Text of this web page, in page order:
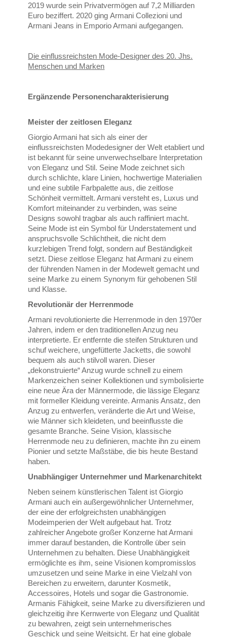
2019 wurde sein Privatvermögen auf 7,2 Milliarden
Euro beziffert. 2020 ging Armani Collezioni und
Armani Jeans in Emporio Armani aufgegangen.
Die einflussreichsten Mode-Designer des 20. Jhs.
Menschen und Marken
Ergänzende Personencharakterisierung
Meister der zeitlosen Eleganz
Giorgio Armani hat sich als einer der
einflussreichsten Modedesigner der Welt etabliert und
ist bekannt für seine unverwechselbare Interpretation
von Eleganz und Stil. Seine Mode zeichnet sich
durch schlichte, klare Linien, hochwertige Materialien
und eine subtile Farbpalette aus, die zeitlose
Schönheit vermittelt. Armani versteht es, Luxus und
Komfort miteinander zu verbinden, was seine
Designs sowohl tragbar als auch raffiniert macht.
Seine Mode ist ein Symbol für Understatement und
anspruchsvolle Schlichtheit, die nicht dem
kurzlebigen Trend folgt, sondern auf Beständigkeit
setzt. Diese zeitlose Eleganz hat Armani zu einem
der führenden Namen in der Modewelt gemacht und
seine Marke zu einem Synonym für gehobenen Stil
und Klasse.
Revolutionär der Herrenmode
Armani revolutionierte die Herrenmode in den 1970er
Jahren, indem er den traditionellen Anzug neu
interpretierte. Er entfernte die steifen Strukturen und
schuf weichere, ungefütterte Jacketts, die sowohl
bequem als auch stilvoll waren. Dieser
„dekonstruierte“ Anzug wurde schnell zu einem
Markenzeichen seiner Kollektionen und symbolisierte
eine neue Ära der Männermode, die lässige Eleganz
mit formeller Kleidung vereinte. Armanis Ansatz, den
Anzug zu entwerfen, veränderte die Art und Weise,
wie Männer sich kleideten, und beeinflusste die
gesamte Branche. Seine Vision, klassische
Herrenmode neu zu definieren, machte ihn zu einem
Pionier und setzte Maßstäbe, die bis heute Bestand
haben.
Unabhängiger Unternehmer und Markenarchitekt
Neben seinem künstlerischen Talent ist Giorgio
Armani auch ein außergewöhnlicher Unternehmer,
der eine der erfolgreichsten unabhängigen
Modeimperien der Welt aufgebaut hat. Trotz
zahlreicher Angebote großer Konzerne hat Armani
immer darauf bestanden, die Kontrolle über sein
Unternehmen zu behalten. Diese Unabhängigkeit
ermöglichte es ihm, seine Visionen kompromisslos
umzusetzen und seine Marke in eine Vielzahl von
Bereichen zu erweitern, darunter Kosmetik,
Accessoires, Hotels und sogar die Gastronomie.
Armanis Fähigkeit, seine Marke zu diversifizieren und
gleichzeitig ihre Kernwerte von Eleganz und Qualität
zu bewahren, zeigt sein unternehmerisches
Geschick und seine Weitsicht. Er hat eine globale